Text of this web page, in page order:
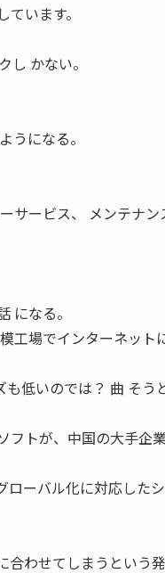
います。
かない。
うになる。
サービス、 メンテナン
になる。
工場でインターネット
も低いのでは？ 曲 そう
フトが、中国の大手企
ローバル化に対応した
合わせてしまうという